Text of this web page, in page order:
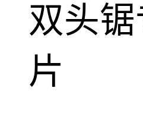
双头
片